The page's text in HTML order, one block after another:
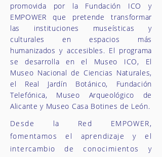
promovida por la Fundación ICO y
EMPOWER que pretende transformar
las instituciones museísticas y
culturales en espacios más
humanizados y accesibles. El programa
se desarrolla en el Museo ICO, El
Museo Nacional de Ciencias Naturales,
el Real Jardín Botánico, Fundación
Telefónica, Museo Arqueológico de
Alicante y Museo Casa Botines de León.
Desde la Red EMPOWER,
fomentamos el aprendizaje y el
intercambio de conocimientos y